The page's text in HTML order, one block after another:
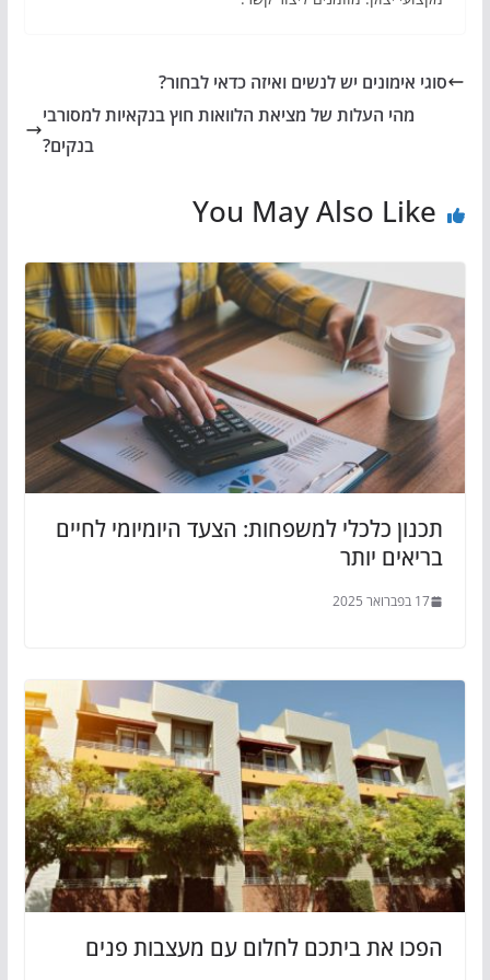
סוגי אימונים יש לנשים ואיזה כדאי לבחור?
מהי העלות של מציאת הלוואות חוץ בנקאיות למסורבי
בנקים?
You May Also Like
תכנון כלכלי למשפחות: הצעד היומיומי לחיים
בריאים יותר
17 בפברואר 2025
הפכו את ביתכם לחלום עם מעצבות פנים